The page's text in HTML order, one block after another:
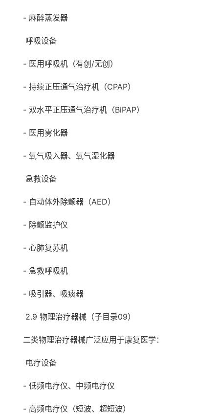
- 麻醉蒸发器
呼吸设备
- 医用呼吸机（有创/无创）
- 持续正压通气治疗机（CPAP）
- 双水平正压通气治疗机（BiPAP）
- 医用雾化器
- 氧气吸入器、氧气湿化器
急救设备
- 自动体外除颤器（AED）
- 除颤监护仪
- 心肺复苏机
- 急救呼吸机
- 吸引器、吸痰器
2.9 物理治疗器械（子目录09）
二类物理治疗器械广泛应用于康复医学：
电疗设备
- 低频电疗仪、中频电疗仪
- 高频电疗仪（短波、超短波）